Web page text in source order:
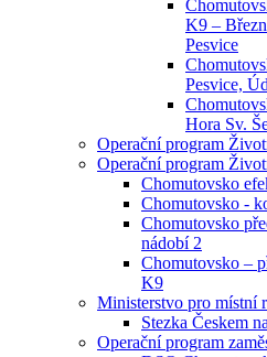
K9 –
Pesvice
Pesvice,
Hora Sv.
Operační program
Operační program
Chomutovsko
Chomutovsko -
Chomutovsko
nádobí 2
Chomutovsko –
K9
Ministerstvo pro místní
Stezka Českem
Operační program